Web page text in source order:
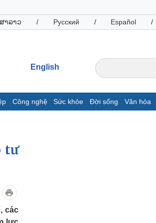
າລາວ / Русский / Español /
English
Công nghệ Sức khỏe Đời sống Văn hóa
nghiệp
nghiệp
Thông tin doanh nghiệp
tư
các